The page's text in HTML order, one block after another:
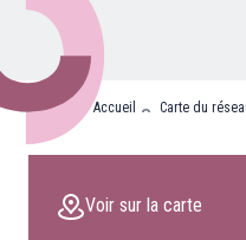
Clients professionnels
Blog
Accueil Carte du
Voir sur la carte